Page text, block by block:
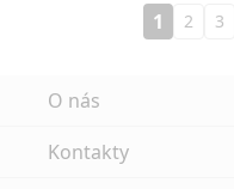
1 2 3
O nás
Kontakty